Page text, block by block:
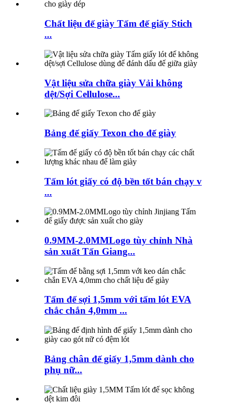
Chất liệu đế giày Tấm đế giấy Stich
...
Vật liệu sửa chữa giày Vải không
dệt/Sợi Cellulose...
Bảng đế giấy Texon cho đế giày
Tấm lót giấy có độ bền tốt bán chạy v
...
0.9MM-2.0MMLogo tùy chỉnh Nhà
sản xuất Tấn Giang...
Tấm đế sợi 1,5mm với tấm lót EVA
chắc chắn 4,0mm ...
Bảng chân đế giấy 1,5mm dành cho
phụ nữ...